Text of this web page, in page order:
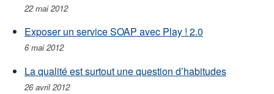
22 mai 2012
Exposer un service SOAP avec Play ! 2.0
6 mai 2012
La qualité est surtout une question d’habitudes
26 avril 2012